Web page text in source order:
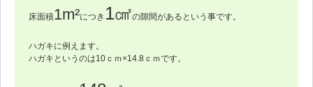
床面積1m²につき 1㎠の隙間があるという事です。
ハガキに例えます。
ハガキというのは10ｃｍ×14.8ｃｍです。